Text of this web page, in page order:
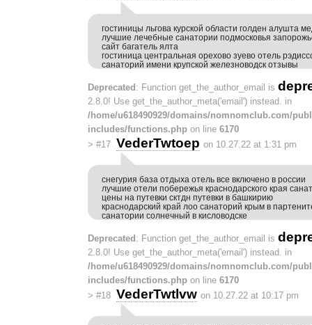
гостиницы льгова курской области голден алушта
лучшие лечебные санатории подмосковья
сайт багатель ялта
гостиница центральная орехово зуево отель
санаторий имени крупской железноводск отзывы
Deprecated : Function get_the_author_email is
2.8.0! Use get_the_author_meta('email') instead. in
/home/u618490929/domains/nomnomclub.com/
includes/functions.php on line 6170
> #17 VederTwtoep on 10.27.22 at 1:31 pm
снегурия база отдыха отель все включено в россии
лучшие отели побережья краснодарского края
цены на путевки сктдн путевки в башкирию
краснодарский край лоо санаторий крым в
санатории солнечный в кисловодске
Deprecated : Function get_the_author_email is
2.8.0! Use get_the_author_meta('email') instead. in
/home/u618490929/domains/nomnomclub.com/
includes/functions.php on line 6170
> #18 VederTwtlvw on 10.27.22 at 10:17 pm